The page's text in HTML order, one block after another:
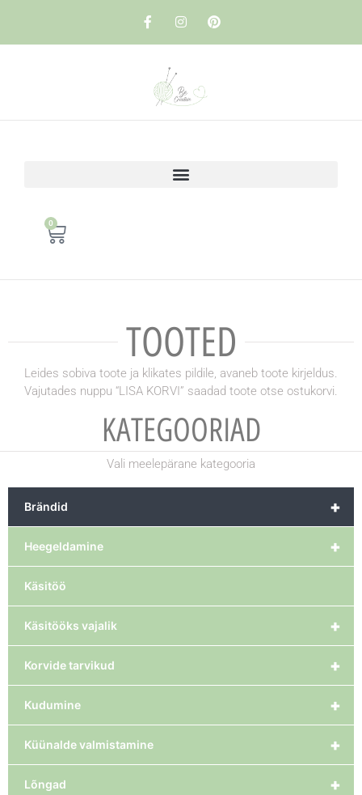
0
TOOTED
Leides sobiva toote ja klikates pildile, avaneb toote kirjeldus.
Vajutades nuppu “LISA KORVI” saadad toote otse ostukorvi.
KATEGOORIAD
Vali meelepärane kategooria
+
Brändid
+
Heegeldamine
Käsitöö
+
Käsitööks vajalik
+
Korvide tarvikud
+
Kudumine
+
Küünalde valmistamine
+
Lõngad